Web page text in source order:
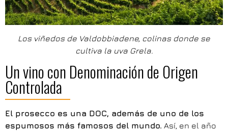
Los viñedos de Valdobbiadene, colinas donde se
cultiva la uva Grela.
Un vino con Denominación de Origen
Controlada
El prosecco es una DOC, además de uno de los
espumosos más famosos del mundo. Así, en el año